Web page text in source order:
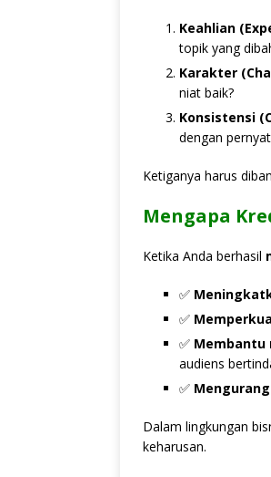
Keahlian
topik yang
Karakter
niat baik?
Konsistensi
dengan
Ketiganya harus
Mengapa
Ketika Anda berhasil
✅
✅
✅ Membantu
audiens
✅
Dalam lingkungan
keharusan.